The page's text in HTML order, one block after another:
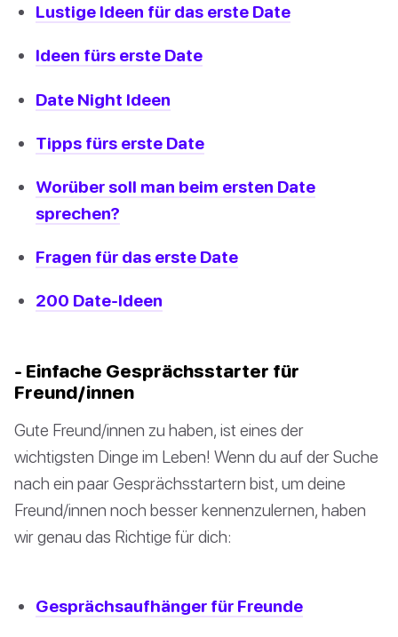
Lustige Ideen für das erste Date
Ideen fürs erste Date
Date Night Ideen
Tipps fürs erste Date
Worüber soll man beim ersten Date
sprechen?
Fragen für das erste Date
200 Date-Ideen
- Einfache Gesprächsstarter für
Freund/innen
Gute Freund/innen zu haben, ist eines der
wichtigsten Dinge im Leben! Wenn du auf der Suche
nach ein paar Gesprächsstartern bist, um deine
Freund/innen noch besser kennenzulernen, haben
wir genau das Richtige für dich:
Gesprächsaufhänger für Freunde